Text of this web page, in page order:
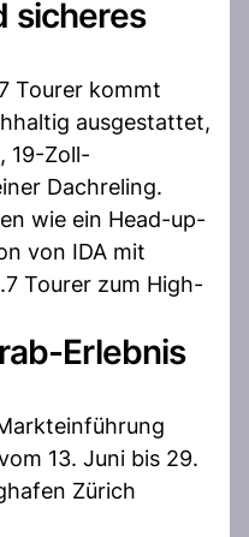
sicheres
Tourer kommt
ausgestattet,
19-Zoll-
Dachreling.
wie ein Head-up-
von IDA mit
Tourer zum High-
Erlebnis
13. Juni bis 29.
Zürich